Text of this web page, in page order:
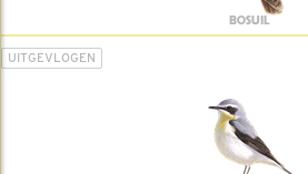
BOSUIL
UITGEVLOGEN